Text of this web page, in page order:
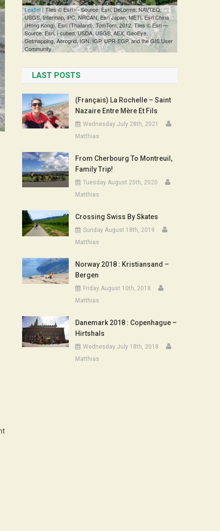
LAST POSTS
(Français) La Rochelle – Saint
Nazaire Entre Mère Et Fils
Wednesday July 28th, 2021
Matthias
From Cherbourg To Montreuil,
Family Trip!
Tuesday August 25th, 2020
Matthias
Crossing Swiss By Skates
Sunday August 18th, 2019
Matthias
Norway 2018 : Kristiansand –
Bergen
Friday August 10th, 2018
Matthias
Danemark 2018 : Copenhague –
Hirtshals
Wednesday July 18th, 2018
Matthias